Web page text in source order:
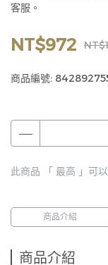
客服。
NT$972
商品編號:
此商品 「 最高 」可
商品介紹
商品介紹